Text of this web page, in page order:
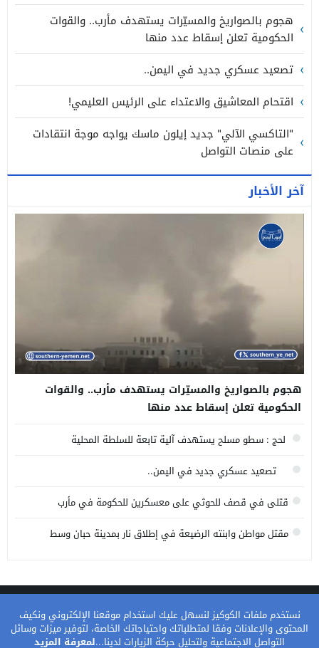
هجوم بالصواريخ والمسيّرات يستهدف مأرب.. والقوات
الحكومية تعلن إسقاط عدد منها
تصعيد عسكري جديد في اليمن..
اقتحام المعاشيق والاعتداء على الرئيس العليمي!
"التاكسي الآلي" جديد إيلون ماسك يواجه موجة انتقادات
على منصات التواصل
آخر الأخبار
هجوم بالصواريخ والمسيّرات يستهدف مأرب.. والقوات
الحكومية تعلن إسقاط عدد منها
لحج : سطو مسلح يستهدف آلية تابعة للسلطة المحلية
تصعيد عسكري جديد في اليمن..
قتلى في قصف للحوثي على معسكرين للحكومة في مأرب
مقتل مواطن وابنته الرضيعة في إطلاق نار بمدينة حبان وسط
سياسة الخصوصية من نحن اتصل بنا
نستخدم ملفات الكوكيز لنسهل عليك استخدام موقعنا الإلكتروني ونكيف
المحتوى والإعلانات وفقا لمتطلباتك واحتياجاتك الخاصة، لتوفير ميزات وسائل
التواصل الاجتماعية ولتحليل حركة الزيارات لدينا...لمعرفة المزيد